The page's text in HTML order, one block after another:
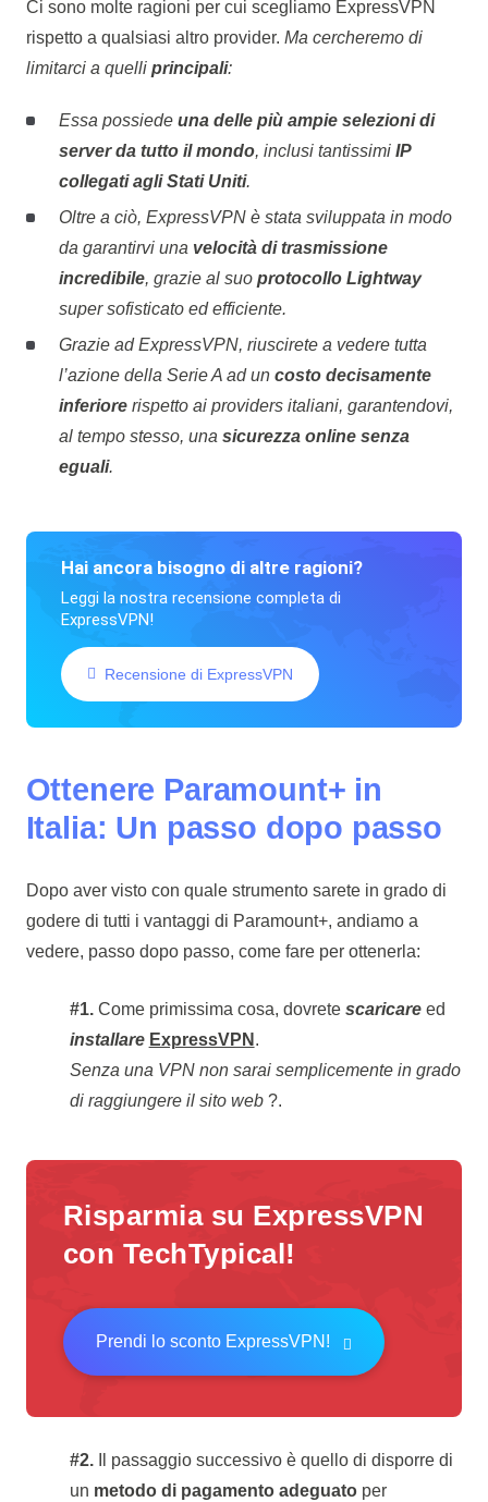
Ci sono molte ragioni per cui scegliamo ExpressVPN
rispetto a qualsiasi altro provider. Ma cercheremo di
limitarci a quelli principali:
Essa possiede una delle più ampie selezioni di
server da tutto il mondo, inclusi tantissimi IP
collegati agli Stati Uniti.
Oltre a ciò, ExpressVPN è stata sviluppata in modo
da garantirvi una velocità di trasmissione
incredibile, grazie al suo protocollo Lightway
super sofisticato ed efficiente.
Grazie ad ExpressVPN, riuscirete a vedere tutta
l’azione della Serie A ad un costo decisamente
inferiorerispetto ai providers italiani, garantendovi,
al tempo stesso, una sicurezza online senza
eguali.
Hai ancora bisogno di altre ragioni?
Leggi la nostra recensione completa di
ExpressVPN!
Recensione di ExpressVPN
Ottenere Paramount+ in
Italia: Un passo dopo passo
Dopo aver visto con quale strumento sarete in grado di
godere di tutti i vantaggi di Paramount+, andiamo a
vedere, passo dopo passo, come fare per ottenerla:
#1.Come primissima cosa, dovrete scaricare ed
installare ExpressVPN .
Senza una VPN non sarai semplicemente in grado
di raggiungere il sito web?.
Risparmia su ExpressVPN
con TechTypical !
Prendi lo sconto ExpressVPN!
#2.Il passaggio successivo è quello di disporre di
un metodo di pagamento adeguatoper